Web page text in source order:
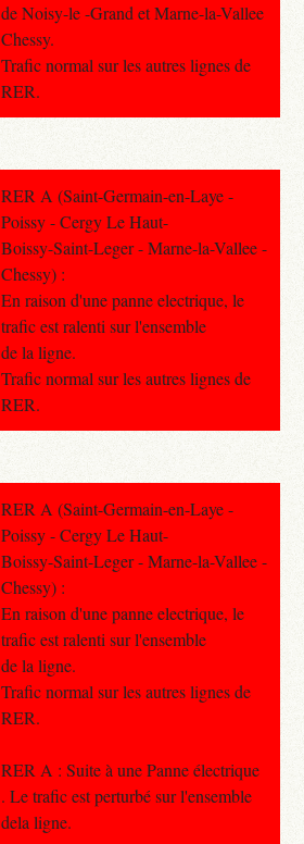
de Noisy-le -Grand et Marne-la-Vallee
Chessy.
Trafic normal sur les autres lignes de
RER.
RER A (Saint-Germain-en-Laye -
Poissy - Cergy Le Haut-
Boissy-Saint-Leger - Marne-la-Vallee -
Chessy) :
En raison d'une panne electrique, le
trafic est ralenti sur l'ensemble
de la ligne.
Trafic normal sur les autres lignes de
RER.
RER A (Saint-Germain-en-Laye -
Poissy - Cergy Le Haut-
Boissy-Saint-Leger - Marne-la-Vallee -
Chessy) :
En raison d'une panne electrique, le
trafic est ralenti sur l'ensemble
de la ligne.
Trafic normal sur les autres lignes de
RER.
RER A : Suite à une Panne électrique
. Le trafic est perturbé sur l'ensemble
dela ligne.